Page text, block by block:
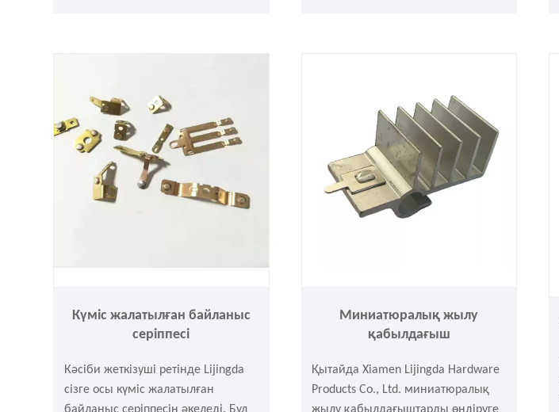
болса, еркін сұрауға болады.
Күміс жалатылған байланыс
серіппесі
Кәсіби жеткізуші ретінде Lijingda
сізге осы күміс жалатылған
байланыс серіппесін әкеледі. Бұл
Миниатюралық жылу
қабылдағыш
Қытайда Xiamen Lijingda Hardware
Products Co., Ltd. миниатюралық
жылу қабылдағыштарды өндіруге